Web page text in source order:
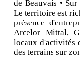
de Beauvais •
Le territoire est
présence
Arcelor Mittal,
locaux d'activités
des terrains sur